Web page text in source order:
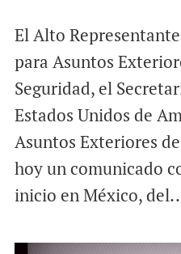
El Alto
para Asuntos
Seguridad, el
Estados Unidos de
Asuntos Exteriores
hoy un comunicado
inicio en México,